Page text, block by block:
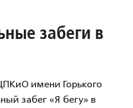
забеги в
имени Горького
забег «Я бегу» в